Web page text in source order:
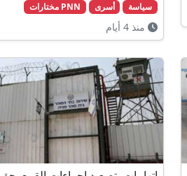
سياسة أسرى PNN مختارات
منذ 4 أيام